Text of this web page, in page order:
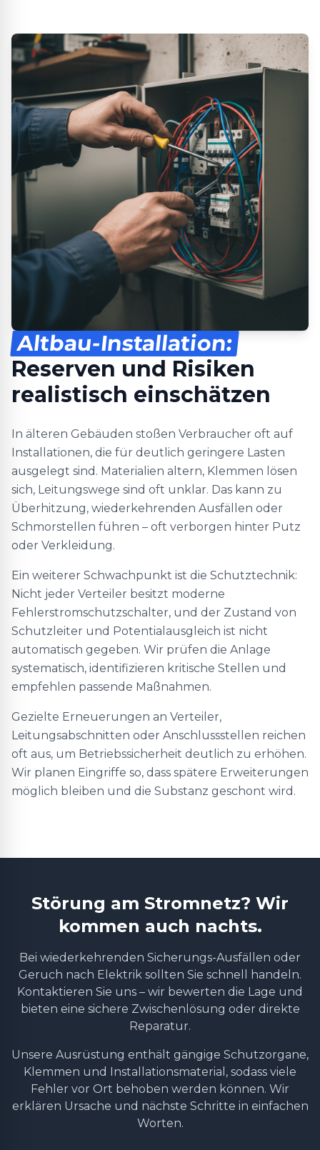
Altbau-Installation:
Reserven und Risiken
realistisch einschätzen
In älteren Gebäuden stoßen Verbraucher oft auf
Installationen, die für deutlich geringere Lasten
ausgelegt sind. Materialien altern, Klemmen lösen
sich, Leitungswege sind oft unklar. Das kann zu
Überhitzung, wiederkehrenden Ausfällen oder
Schmorstellen führen – oft verborgen hinter Putz
oder Verkleidung.
Ein weiterer Schwachpunkt ist die Schutztechnik:
Nicht jeder Verteiler besitzt moderne
Fehlerstromschutzschalter, und der Zustand von
Schutzleiter und Potentialausgleich ist nicht
automatisch gegeben. Wir prüfen die Anlage
systematisch, identifizieren kritische Stellen und
empfehlen passende Maßnahmen.
Gezielte Erneuerungen an Verteiler,
Leitungsabschnitten oder Anschlussstellen reichen
oft aus, um Betriebssicherheit deutlich zu erhöhen.
Wir planen Eingriffe so, dass spätere Erweiterungen
möglich bleiben und die Substanz geschont wird.
Störung am Stromnetz? Wir
kommen auch nachts.
Bei wiederkehrenden Sicherungs-Ausfällen oder
Geruch nach Elektrik sollten Sie schnell handeln.
Kontaktieren Sie uns – wir bewerten die Lage und
bieten eine sichere Zwischenlösung oder direkte
Reparatur.
Unsere Ausrüstung enthält gängige Schutzorgane,
Klemmen und Installationsmaterial, sodass viele
Fehler vor Ort behoben werden können. Wir
erklären Ursache und nächste Schritte in einfachen
Worten.